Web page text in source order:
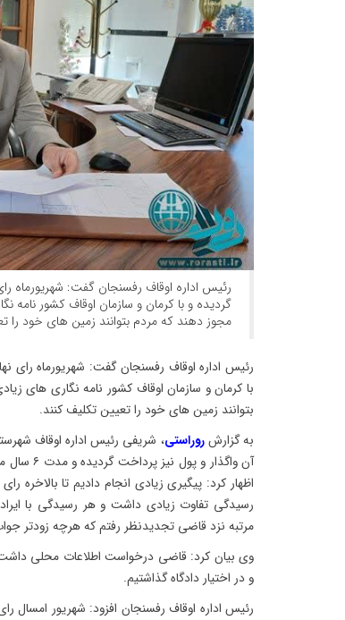
گردیده و با کرمان و سازمان اوقاف کشور نامه
مجوز دهند که مردم بتوانند زمین های خود را
با کرمان و سازمان اوقاف کشور نامه نگاری های
بتوانند زمین های خود را تعیین تکلیف کنند.
به گزارشروراستی، شریفی رئیس اداره اوقاف
آن واگذار
اظهار کرد: پیگیری زیادی انجام دادیم تا بالاخره
رسیدگی تفاوت زیادی داشت و هر رسیدگی با
مرتبه نزد قاضی تجدیدنظر رفتم که هرچه زودتر
و در اختیار دادگاه گذاشتیم.
رئیس اداره اوقاف رفسنجان افزود: شهریور امسال